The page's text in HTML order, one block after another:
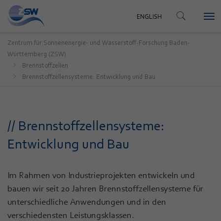
KONTAKT
ENGLISH
Zentrum für Sonnenenergie- und Wasserstoff-Forschung Baden-
Württemberg (ZSW)
Brennstoffzellen
Brennstoffzellensysteme: Entwicklung und Bau
// Brennstoffzellensysteme:
Entwicklung und Bau
Im Rahmen von Industrieprojekten entwickeln und
bauen wir seit 20 Jahren Brennstoffzellensysteme für
unterschiedliche Anwendungen und in den
verschiedensten Leistungsklassen.